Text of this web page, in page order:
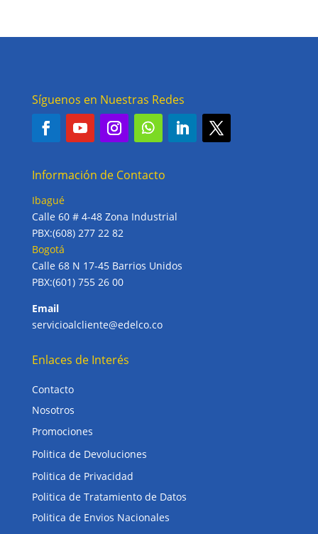
Síguenos en Nuestras Redes
Información de Contacto
Ibagué
Calle 60 # 4-48 Zona Industrial
PBX:(608) 277 22 82
Bogotá
Calle 68 N 17-45 Barrios Unidos
PBX:(601) 755 26 00
Email
servicioalcliente@edelco.co
Enlaces de Interés
Contacto
Nosotros
Promociones
Politica de Devoluciones
Politica de Privacidad
Politica de Tratamiento de Datos
Politica de Envios Nacionales